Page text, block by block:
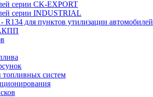
серии CK-EXPORT
серии INDUSTRIAL
R134 для пунктов утилизации автомобилей
топливных систем